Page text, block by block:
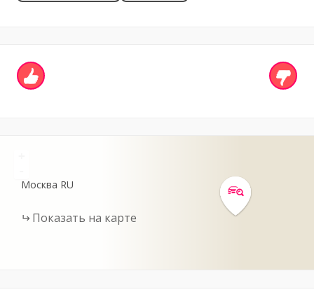
Москва RU
Показать на карте